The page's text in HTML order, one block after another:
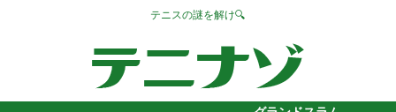
テニスの謎を解け🔍